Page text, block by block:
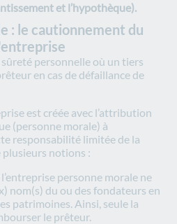
et l’hypothèque).
: le cautionnement du
personnelle où un tiers
en cas de défaillance de
est créée avec l’attribution
(personne morale) à
responsabilité limitée de la
notions :
personne morale ne
nom(s) du ou des fondateurs en
patrimoines. Ainsi, seule la
le prêteur.